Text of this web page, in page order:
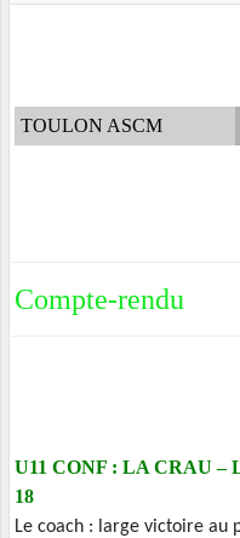
TOULON ASCM
Compte-rendu
U11 CONF : LA CRAU –
18
Le coach : large victoire au